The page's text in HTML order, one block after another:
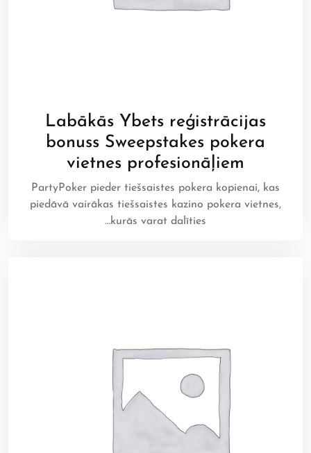
Labākās Ybets reģistrācijas
bonuss Sweepstakes pokera
vietnes profesionāļiem
PartyPoker pieder tiešsaistes pokera kopienai, kas
piedāvā vairākas tiešsaistes kazino pokera vietnes,
kurās varat dalīties…